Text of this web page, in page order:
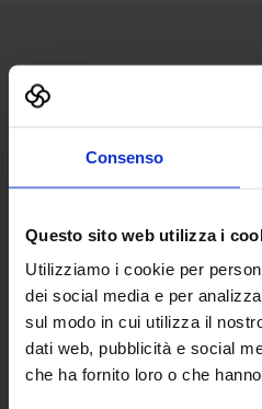
Consenso
Questo sito web utilizza i
Utilizziamo i cookie per
dei social media e per
sul modo in cui utilizza il
dati web, pubblicità e social
che ha fornito loro o che